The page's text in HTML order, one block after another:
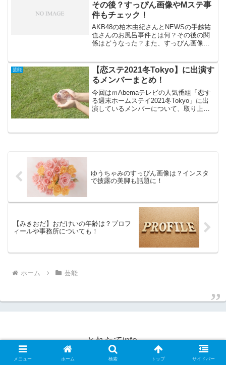
その後？すっぴん画像やMステ事
件もチェック！
AKB48の柏木由紀さんとNEWSの手越祐
也さんのお風呂事件とは何？その後の関
係はどうなった？また、すっぴん画像や
すっぴん画像やMステ事件などを、まと
めてみました。柏木...
芸能
【恋ステ2021冬Tokyo】に出演す
るメンバーまとめ！
今回はｍAbemaテレビの人気番組「恋す
る週末ホームステイ2021冬Tokyo」に出
演しているメンバーについて、取り上げ
メンバーを含め熱い恋物語が展開されて
ゆうちゃみのすっぴん画像は？インスタ
で披露の美脚も話題に！
【みきおだ】おだけいの年齢は？プロフ
ィールや事務所についても！
ホーム 芸能
とれたてinfo.
© 2018 とれたてinfo..
メニュー ホーム 検索 トップ サイドバー